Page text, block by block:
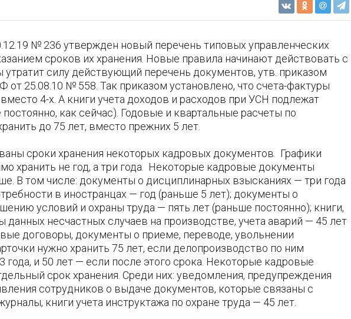
№ 236 утвержден новый перечень типовых управленческих
сроков их хранения. Новые правила начинают действовать с
утратит силу действующий перечень документов, утв. приказом
от 25.08.10 № 558. Так приказом установлено, что счета-фактуры
4-х. А книги учета доходов и расходов при УСН подлежат
как сейчас). Годовые и квартальные расчеты по
до 75 лет, вместо прежних 5 лет.
сроки хранения некоторых кадровых документов. Графики
хранить не год, а три года. Некоторые кадровые документы
В том числе: документы о дисциплинарных взысканиях — три года
в иностранцах — год (раньше 5 лет); документы о
условий и охраны труда — пять лет (раньше постоянно); книги,
данных несчастных случаев на производстве, учета аварий — 45 лет
договоры, документы о приеме, переводе, увольнении
нужно хранить 75 лет, если делопроизводство по ним
года, и 50 лет — если после этого срока. Некоторые кадровые
срок хранения. Среди них: уведомления, предупреждения
сотрудников о выдаче документов, которые связаны с
книги учета инструктажа по охране труда — 45 лет.